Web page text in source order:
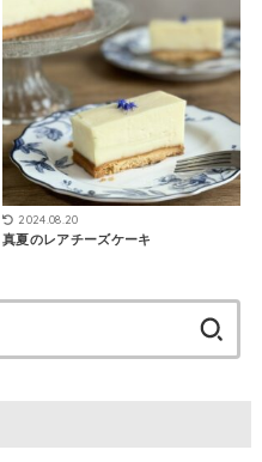
2024.08.20
真夏のレアチーズケーキ